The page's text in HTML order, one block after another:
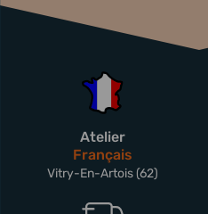
Atelier
Français
Vitry-En-Artois (62)